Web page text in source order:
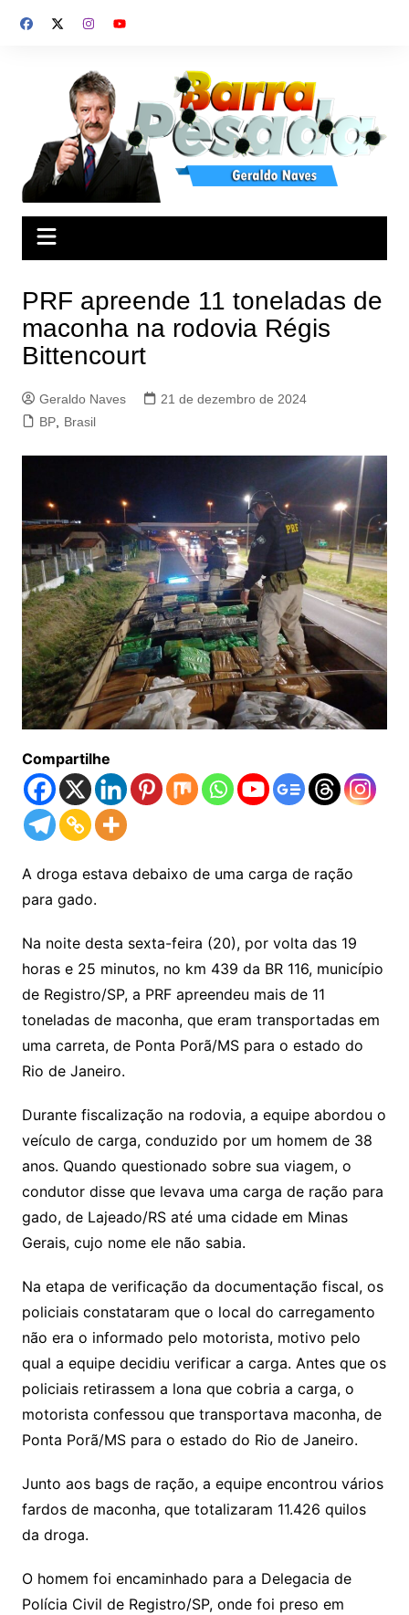
para
PRF apreende 11 toneladas de
maconha na rodovia Régis
Bittencourt
Geraldo Naves
21 de dezembro de 2024
BP, Brasil
Compartilhe
A droga estava debaixo de uma carga de ração
para gado.
Na noite desta sexta-feira (20), por volta das 19
horas e 25 minutos, no km 439 da BR 116, município
de Registro/SP, a PRF apreendeu mais de 11
toneladas de maconha, que eram transportadas em
uma carreta, de Ponta Porã/MS para o estado do
Rio de Janeiro.
Durante fiscalização na rodovia, a equipe abordou o
veículo de carga, conduzido por um homem de 38
anos. Quando questionado sobre sua viagem, o
condutor disse que levava uma carga de ração para
gado, de Lajeado/RS até uma cidade em Minas
Gerais, cujo nome ele não sabia.
Na etapa de verificação da documentação fiscal, os
policiais constataram que o local do carregamento
não era o informado pelo motorista, motivo pelo
qual a equipe decidiu verificar a carga. Antes que os
policiais retirassem a lona que cobria a carga, o
motorista confessou que transportava maconha, de
Ponta Porã/MS para o estado do Rio de Janeiro.
Junto aos bags de ração, a equipe encontrou vários
fardos de maconha, que totalizaram 11.426 quilos
da droga.
O homem foi encaminhado para a Delegacia de
Polícia Civil de Registro/SP, onde foi preso em